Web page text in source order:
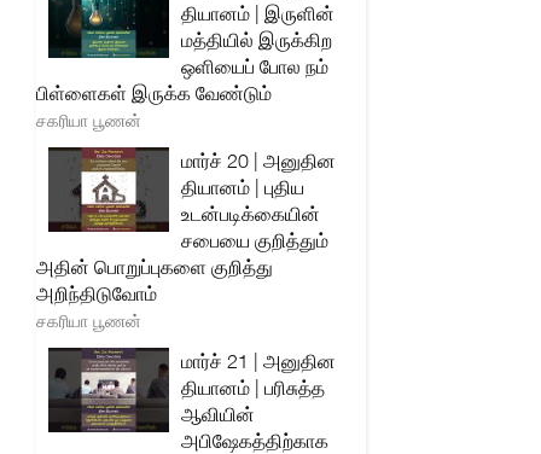
தியானம் | இருளின்
மத்தியில் இருக்கிற
ஒளியைப் போல நம்
பிள்ளைகள் இருக்க வேண்டும்
சகரியா பூணன்
மார்ச் 20 | அனுதின
தியானம் | புதிய
உடன்படிக்கையின்
சபையை குறித்தும்
அதின் பொறுப்புகளை குறித்து
அறிந்திடுவோம்
சகரியா பூணன்
மார்ச் 21 | அனுதின
தியானம் | பரிசுத்த
ஆவியின்
அபிஷேகத்திற்காக